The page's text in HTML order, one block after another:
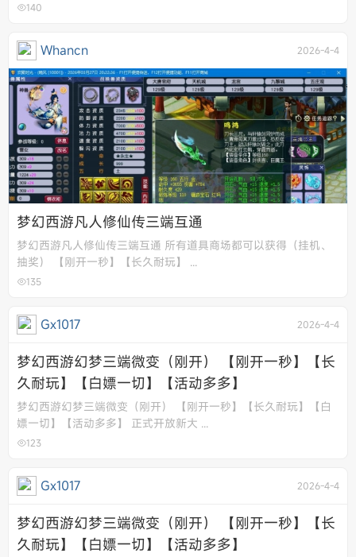
140
Whancn 2026-4-4
梦幻西游凡人修仙传三端互通
梦幻西游凡人修仙传三端互通 所有道具商场都可以获得（挂机、
抽奖） 【刚开一秒】【长久耐玩】 ...
135
Gx1017 2026-4-4
梦幻西游幻梦三端微变（刚开） 【刚开一秒】【长
久耐玩】【白嫖一切】【活动多多】
梦幻西游幻梦三端微变（刚开） 【刚开一秒】【长久耐玩】【白
嫖一切】【活动多多】 正式开放新大 ...
123
Gx1017 2026-4-4
梦幻西游幻梦三端微变（刚开） 【刚开一秒】【长
久耐玩】【白嫖一切】【活动多多】